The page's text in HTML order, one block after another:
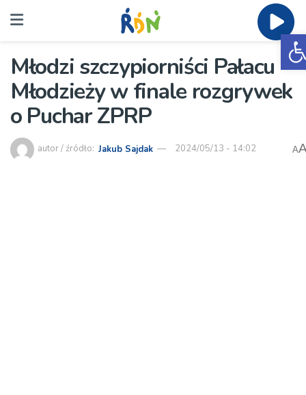
Młodzi szczypiorniści Pałacu
Młodzieży w finale rozgrywek
o Puchar ZPRP
autor / źródło: Jakub Sajdak 2024/05/13 - 14:02 A